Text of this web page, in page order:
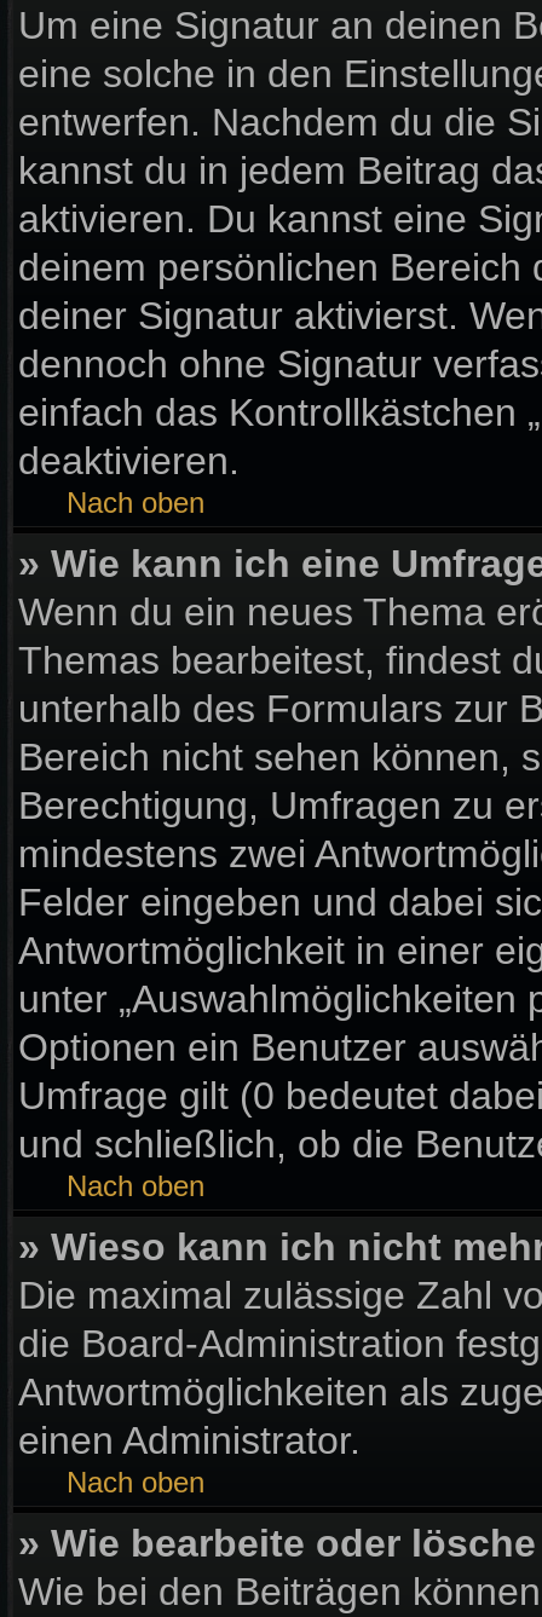
Um eine Signatur an deinen
eine solche in den
entwerfen. Nachdem du die
kannst du in jedem Beitrag
aktivieren. Du kannst eine
deinem persönlichen
deiner Signatur aktivierst.
dennoch ohne Signatur
einfach das Kontrollkästchen
deaktivieren.
Nach oben
» Wie kann ich eine
Wenn du ein neues Thema
Themas bearbeitest, findest
unterhalb des Formulars zur
Bereich nicht sehen können,
Berechtigung, Umfragen zu
mindestens zwei
Felder eingeben und dabei
Antwortmöglichkeit in einer
unter „Auswahlmöglichkeiten
Optionen ein Benutzer
Umfrage gilt (0 bedeutet
und schließlich, ob die
Nach oben
» Wieso kann ich nicht
Die maximal zulässige Zahl
die Board-Administration
Antwortmöglichkeiten als
einen Administrator.
Nach oben
» Wie bearbeite oder
Wie bei den Beiträgen